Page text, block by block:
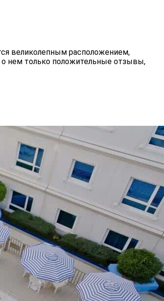
великолепным расположением,
нем только положительные отзывы,